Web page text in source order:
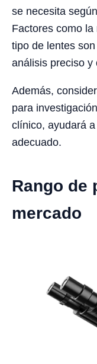
se necesita
Factores como
tipo de lentes
análisis preciso y
Además,
para
clínico, ayudará
adecuado.
Rango de
mercado